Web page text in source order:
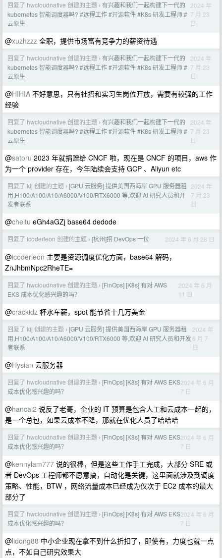
回复了 hwcloudnative 创建的主题 › 有兴趣和我们一起构建下一代的
kubernetes 智能调度器吗? #远程工作 #开源软件 #K8s 研发工程师 #
云原生
2024 年
7 月 23
日
@xuzhzzz 全职，提供市场富有竞争力的薪资待遇
回复了 hwcloudnative 创建的主题 › 有兴趣和我们一起构建下一代的
kubernetes 智能调度器吗? #远程工作 #开源软件 #K8s 研发工程师 #
云原生
2024 年
7 月 23
日
@HIHIA 不好意思，只有社招和实习生岗位开放，需要有较强的工作
经验
回复了 hwcloudnative 创建的主题 › 有兴趣和我们一起构建下一代的
kubernetes 智能调度器吗? #远程工作 #开源软件 #K8s 研发工程师 #
云原生
2024 年
7 月 23
日
@satoru 2023 年就捐赠给 CNCF 啦，现在是 CNCF 的项目，aws 作
为一个 provider 存在，今年陆续会支持 GCP 、Aliyun etc
回复了 klj 创建的主题 › [GPU 云服务] 提供美国西海岸 GPU 服务器租
用,H100/A100/A10/A6000/V100/RTX6000 等,欢迎 AI 研究人员和开
发者联系
2024 年
7 月 23
日
@cheitu eGh4aGZj base64 dedode
回复了 icoderleon 创建的主题 › [杭州]招 DevOps 一位 2024 年 6 月 28 日
@icoderleon 主要是资源调度优化方面，base64 解码，
ZnJhbmNpc2RheTE=
回复了 hwcloudnative 创建的主题 › [FinOps] [K8s] 有对 AWS
EKS 成本优化感兴趣的吗？
2024 年 6 月
11 日
@crackidz 杯水车薪，spot 能节省十几万美金
回复了 klj 创建的主题 › [GPU 云服务] 提供美国西海岸 GPU 服务器租
用,H100/A100/A10/A6000/V100/RTX6000 等,欢迎 AI 研究人员和开发
者联系
2024 年
6 月 7
日
@Hysian 云服务器
回复了 hwcloudnative 创建的主题 › [FinOps] [K8s] 有对 AWS EKS
成本优化感兴趣的吗？
2024 年 6 月
7 日
@hancai2 说反了老哥，企业的 IT 预算是包含人工和云成本一起的，
是一个总包，如果云成本不降，那就在优化人员了哈哈哈
回复了 hwcloudnative 创建的主题 › [FinOps] [K8s] 有对 AWS EKS
成本优化感兴趣的吗？
2024 年 6 月
7 日
@kennylam777 说的很棒，但是这些工作手工完成，大部分 SRE 或
者 DevOps 工程师都不愿意搞，自动化是关键，这里面就涉及到调度
策略、性能，BTW ，网络流量成本已经成为仅次于 EC2 成本的最大
部分了
回复了 hwcloudnative 创建的主题 › [FinOps] [K8s] 有对 AWS EKS
成本优化感兴趣的吗？
2024 年 6 月
7 日
@lidong88 中小企业现在拿不到什么折扣了，即使有，力度也就一点
点，不如自己研究效果大